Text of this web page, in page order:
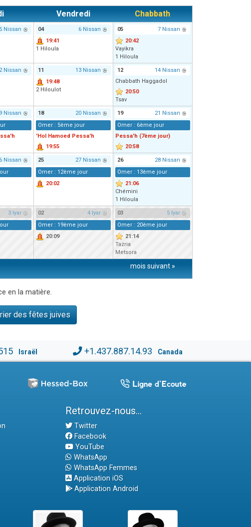
Vendredi Chabbath
5 Nissan 04
6 Nissan
19:41
1 Hiloula
05
7 Nissan
20:42
Vayikra
1 Hiloula
Nissan
11
13 Nissan
19:48
2 Hiloulot
12
14 Nissan
Chabbath Haggadol
20:50
Tsav
Nissan
18
20 Nissan
Omer : 5ème jour
'Hol Hamoed Pessa'h
19:55
19
21 Nissan
Omer : 6ème jour
Pessa'h (7ème jour)
20:58
Nissan
25
27 Nissan
Omer : 12ème jour
20:02
26
28 Nissan
Omer : 13ème jour
21:06
Chémini
1 Hiloula
3 Iyar
02
4 Iyar
Omer : 19ème jour
20:09
03
5 Iyar
Omer : 20ème jour
21:14
Tazria
Metsora
mois suivant »
en la matière.
des fêtes juives
Israël +1.437.887.14.93 Canada
Retrouvez-nous...
Twitter
Facebook
YouTube
WhatsApp
WhatsApp Femmes
Application iOS
Application Android